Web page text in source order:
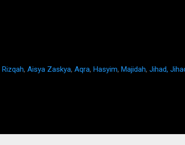
Rizqah, Aisya Zaskya, Aqra, Hasyim, Majidah, Jihad,